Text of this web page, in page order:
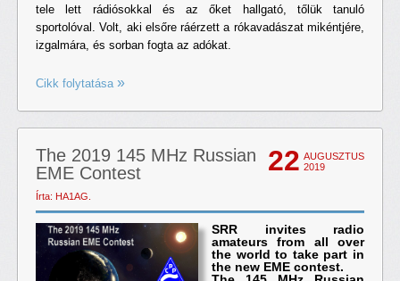
tele lett rádiósokkal és az őket hallgató, tőlük tanuló
sportolóval. Volt, aki elsőre ráérzett a rókavadászat mikéntjére,
izgalmára, és sorban fogta az adókat.
Cikk folytatása
22 AUGUSZTUS
2019
The 2019 145 MHz Russian
EME Contest
Írta: HA1AG.
SRR invites radio
amateurs from all over
the world to take part in
the new EME contest.